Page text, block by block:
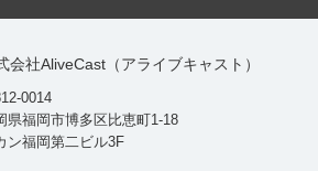
会社AliveCast（アライブキャスト）
0014
県福岡市博多区比恵町1-18
ン福岡第二ビル3F